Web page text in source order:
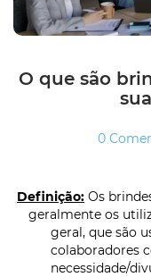
O que são
0
Definição: Os
geralmente os
geral, que são
colaboradores
necessidade/